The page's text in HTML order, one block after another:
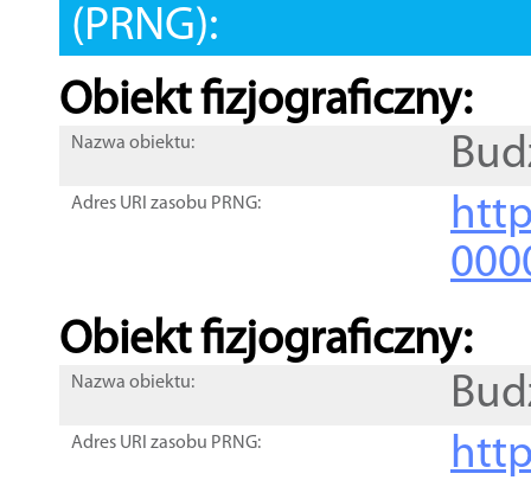
(PRNG):
Obiekt fizjograficzny:
Nazwa obiektu:
Adres URI zasobu PRNG:
Obiekt fizjograficzny:
Nazwa obiektu:
Adres URI zasobu PRNG: